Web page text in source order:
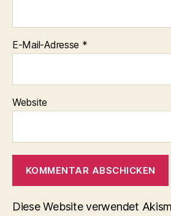
E-Mail-Adresse *
Website
Diese Website verwendet